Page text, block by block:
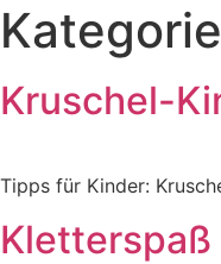
Kruschel-
Tipps für Kinder:
Kletterspaß